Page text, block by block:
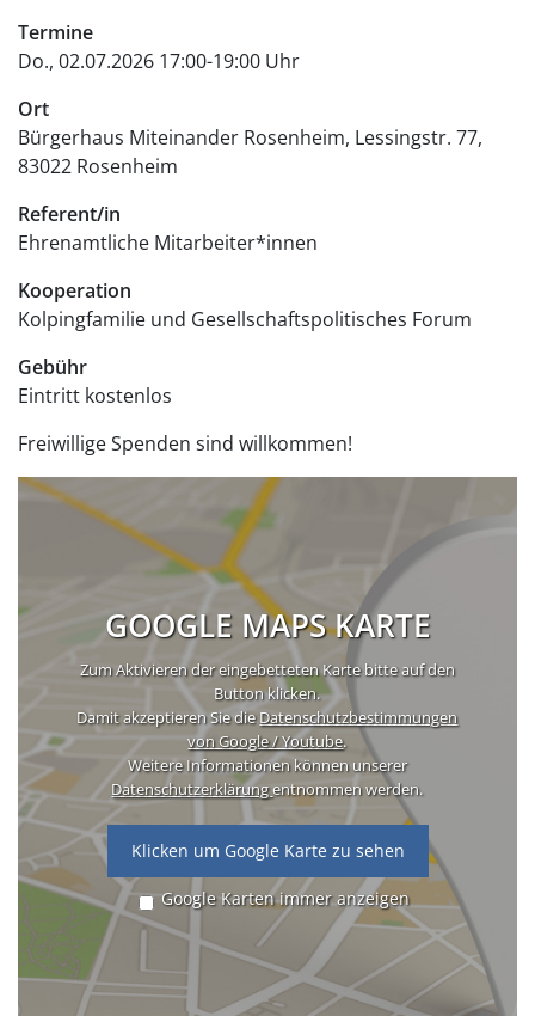
Termine
Do., 02.07.2026 17:00-19:00 Uhr
Ort
Bürgerhaus Miteinander Rosenheim Lessingstr. 77
83022 Rosenheim
Referent/in
Ehrenamtliche Mitarbeiter*innen
Kooperation
Kolpingfamilie und Gesellschaftspolitisches Forum
Gebühr
Eintritt kostenlos
Freiwillige Spenden sind willkommen!
GOOGLE MAPS KARTE
Zum Aktivieren der eingebetteten Karte bitte auf den
Button klicken.
Damit akzeptieren Sie dieDatenschutzbestimmungen
von Google / Youtube.
Weitere Informationen können unserer
Datenschutzerklärungentnommen werden.
Klicken um Google Karte zu sehen
Google Karten immer anzeigen